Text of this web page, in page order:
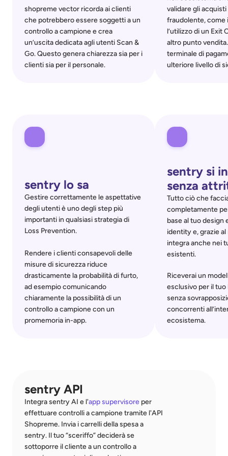
shopreme vector ricorda ai clienti
che potrebbero essere soggetti a un
controllo a campione e crea
un’uscita dedicata agli utenti Scan &
Go. Questo genera chiarezza sia per i
clienti sia per il personale.
validare gli
fraudolente, come
l’utilizzo di un Exit
altro punto
terminale di
ulteriore livello di
sentry lo sa
Gestire correttamente le aspettative
degli utenti è uno degli step più
importanti in qualsiasi strategia di
Loss Prevention.
Rendere i clienti consapevoli delle
misure di sicurezza riduce
drasticamente la probabilità di furto,
ad esempio comunicando
chiaramente la possibilità di un
controllo a campione con un
promemoria in-app.
sentry si
senza
Tutto ciò che
completamente
base al tuo design
identity e, grazie
integra anche nei
esistenti.
Riceverai un
esclusivo per il tuo
senza
concorrenti
ecosistema.
sentry API
Integra sentry AI e l'app supervisore per
effettuare controlli a campione tramite l'API
Shopreme. Invia i carrelli della spesa a
sentry. Il tuo “sceriffo” deciderà se
sottoporre il cliente a un controllo a